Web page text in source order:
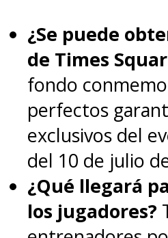
¿Se puede
de Times
fondo
perfectos
exclusivos del
del 10 de julio
¿Qué llegará
los jugadores?